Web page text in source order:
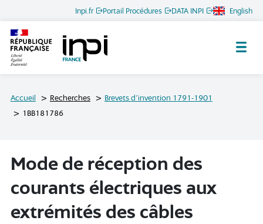
Inpi.fr Portail Procédures DATA INPI English
Accueil Recherches
Brevets d'invention 1791-1901
1BB181786
mode de réception des
courants électriques aux
extrémités des câbles